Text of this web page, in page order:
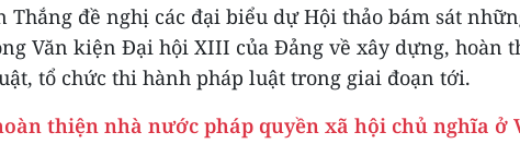
Thắng đề nghị các đại biểu dự Hội thảo bám sát
Văn kiện Đại hội XIII của Đảng về xây dựng, hoàn
tổ chức thi hành pháp luật trong giai đoạn tới.
thiện nhà nước pháp quyền xã hội chủ nghĩa ở